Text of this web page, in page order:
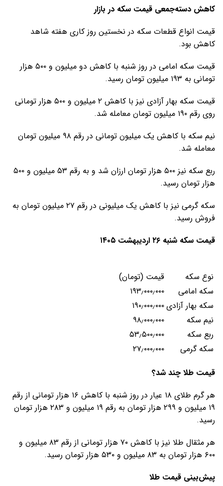
کاهش دسته‌جمعی قیمت سکه در بازار
قیمت انواع قطعات سکه در نخستین روز کاری هفته شاهد
کاهش بود.
قیمت سکه امامی در روز شنبه با کاهش دو میلیون و ۵۰۰ هزار
تومانی به ۱۹۳ میلیون تومان رسید.
قیمت سکه بهار آزادی نیز با کاهش ۲ میلیون و ۵۰۰ هزار تومانی
روی رقم ۱۹۰ میلیون تومان معامله شد.
نیم سکه با کاهش یک میلیون تومانی در رقم ۹۸ میلیون تومان
معامله شد.
ربع سکه نیز ۵۰۰ هزار تومان ارزان شد و به رقم ۵۳ میلیون و ۵۰۰
هزار تومان رسید.
سکه گرمی نیز با کاهش یک میلیونی در رقم ۲۷ میلیون تومان به
فروش رسید.
قیمت سکه شنبه ۲۶ اردیبهشت ۱۴۰۵
نوع سکه
قیمت (تومان)
سکه امامی
۱۹۳٫۰۰۰٫۰۰۰
سکه بهار آزادی۱۹۰٫۰۰۰٫۰۰۰
نیم سکه
۹۸٫۰۰۰٫۰۰۰
ربع سکه
۵۳٫۵۰۰٫۰۰۰
سکه گرمی
۲۷٫۰۰۰٫۰۰۰
قیمت طلا چند شد؟
هر گرم طلای ۱۸ عیار در روز شنبه با کاهش ۱۶ هزار تومانی از رقم
۱۹ میلیون و ۲۹۹ هزار تومان به رقم ۱۹ میلیون و ۲۸۳ هزار تومان
رسید.
هر مثقال طلا نیز با کاهش ۷۰ هزار تومانی از رقم ۸۳ میلیون و
۶۰۰ هزار تومان به ۸۳ میلیون و ۵۳۰ هزار تومان رسید.
پیش‌بینی قیمت طلا